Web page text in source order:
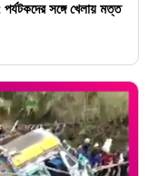
সঙ্গে খেলায় মত্ত